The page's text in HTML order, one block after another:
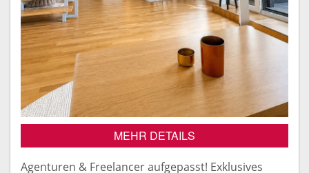
MEHR DETAILS
Agenturen & Freelancer aufgepasst! Exklusives